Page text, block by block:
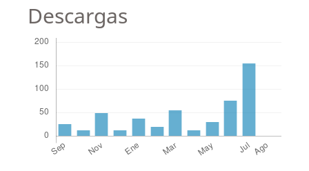
Descargas